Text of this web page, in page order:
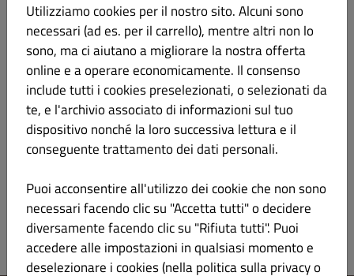
mais, piselli e carote
Informazioni sul prodotto
88. GNOCCHI DI RISO 炒年糕 € 5.00
gnocchi di riso saltato in padella con zucchine,
carote, funghi e verza
Utilizziamo cookies per il nostro sito. Alcuni sono
necessari (ad es. per il carrello), mentre altri non lo
sono, ma ci aiutano a migliorare la nostra offerta
online e a operare economicamente. Il consenso
include tutti i cookies preselezionati, o selezionati da
te, e l'archivio associato di informazioni sul tuo
dispositivo nonché la loro successiva lettura e il
conseguente trattamento dei dati personali.
Puoi acconsentire all'utilizzo dei cookie che non sono
necessari facendo clic su "Accetta tutti" o decidere
diversamente facendo clic su "Rifiuta tutti". Puoi
accedere alle impostazioni in qualsiasi momento e
deselezionare i cookies (nella politica sulla privacy o